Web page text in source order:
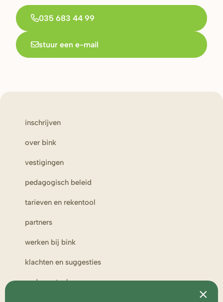
035 683 44 99
stuur een e-mail
inschrijven
over bink
vestigingen
pedagogisch beleid
tarieven en rekentool
partners
werken bij bink
klachten en suggesties
ouderportaal